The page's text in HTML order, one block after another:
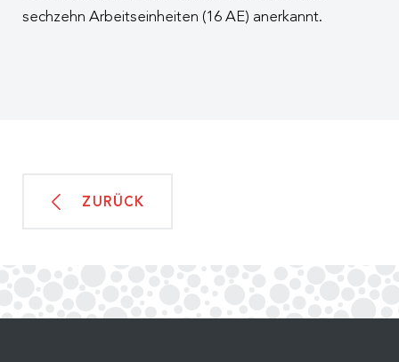
sechzehn Arbeitseinheiten (16 AE) anerkannt.
ZURÜCK